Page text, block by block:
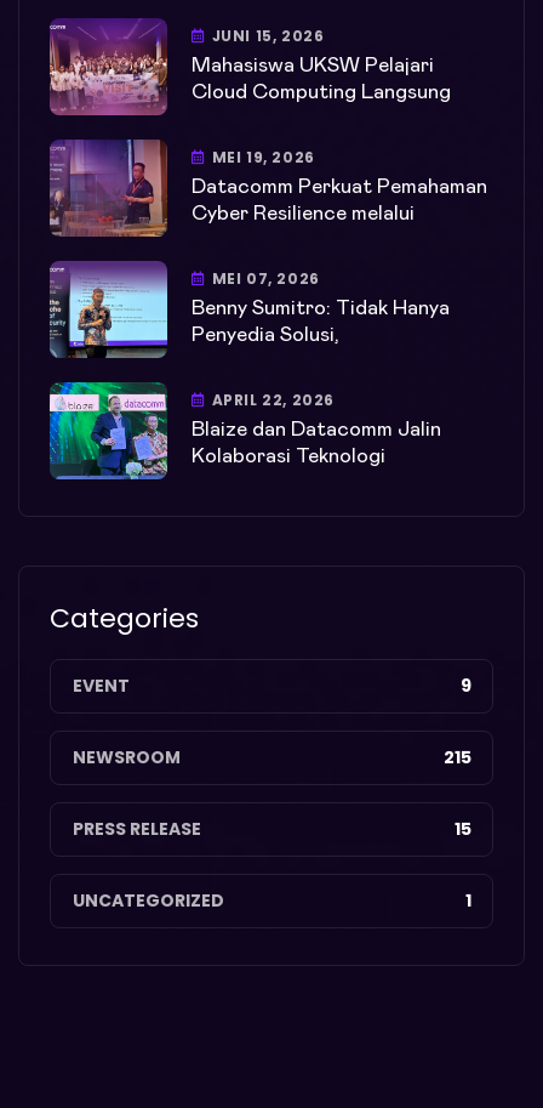
JUNI 15, 2026
Mahasiswa UKSW Pelajari
Cloud Computing Langsung
MEI 19, 2026
Datacomm Perkuat Pemahaman
Cyber Resilience melalui
MEI 07, 2026
Benny Sumitro: Tidak Hanya
Penyedia Solusi,
APRIL 22, 2026
Blaize dan Datacomm Jalin
Kolaborasi Teknologi
Categories
EVENT 9
NEWSROOM 215
PRESS RELEASE 15
UNCATEGORIZED 1